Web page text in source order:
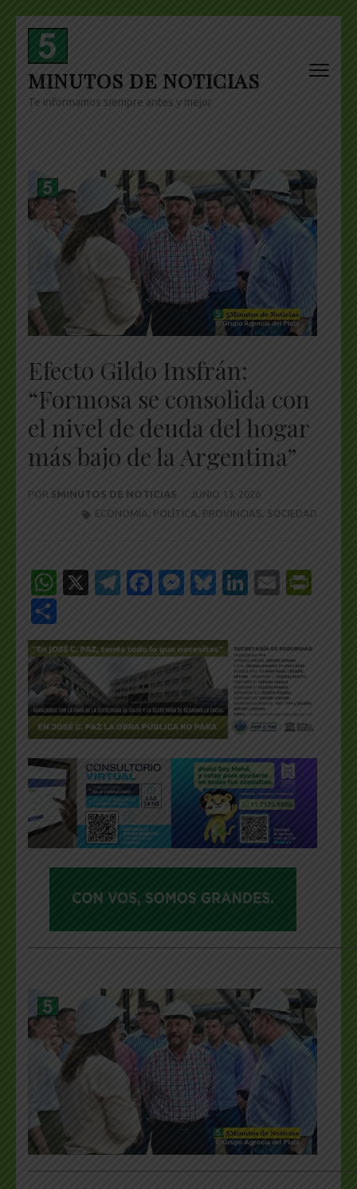
Skip
content
(Press
Enter)
MINUTOS DE NOTICIAS
Te informamos siempre antes y mejor
Efecto Gildo Insfrán:
“Formosa se consolida con
el nivel de deuda del hogar
más bajo de la Argentina”
POR 5MINUTOS DE NOTICIAS
JUNIO 13, 2026
ECONOMÍA , POLÍTICA, PROVINCIAS, SOCIEDAD
WhatsApp
X Telegram
Facebook
Messenger
Bluesky
LinkedIn
Email